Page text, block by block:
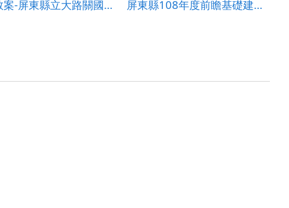
前瞻教案-屏東縣立大路關國民中小學國中部-一人一特點 感情不會散 屏東縣108年度前瞻基礎建設「資訊科技」教案設計-屏東縣立瑪家國民中學-李明瑾-國中有意思之身體界線